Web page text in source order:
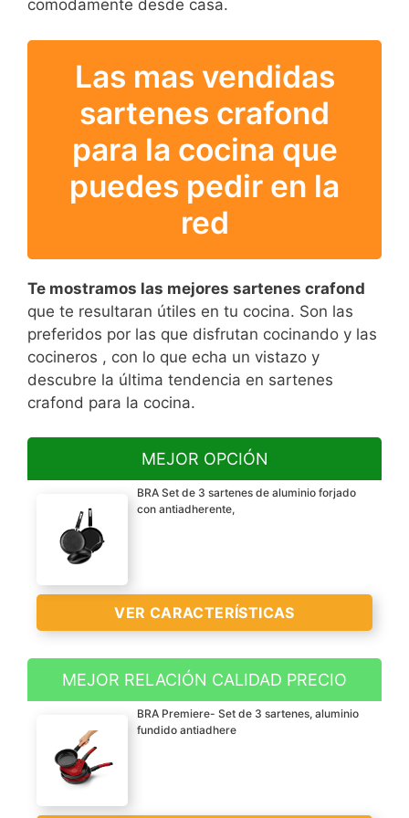
comodamente desde casa.
Las mas vendidas
sartenes crafond
para la cocina que
puedes pedir en la
red
Te mostramos las mejores sartenes crafond
que te resultaran útiles en tu cocina. Son las
preferidos por las que disfrutan cocinando y las
cocineros , con lo que echa un vistazo y
descubre la última tendencia en sartenes
crafond para la cocina.
MEJOR OPCIÓN
BRA Set de 3 sartenes de aluminio forjado
con antiadherente,
VER CARACTERÍSTICAS
Compuesto por: 1 sartén
18 cm, 1 sartén 22 cm y 1
sartén 26 cm (diámetro
superior)
MEJOR RELACIÓN CALIDAD PRECIO
BRA Premiere- Set de 3 sartenes, aluminio
fundido antiadhere